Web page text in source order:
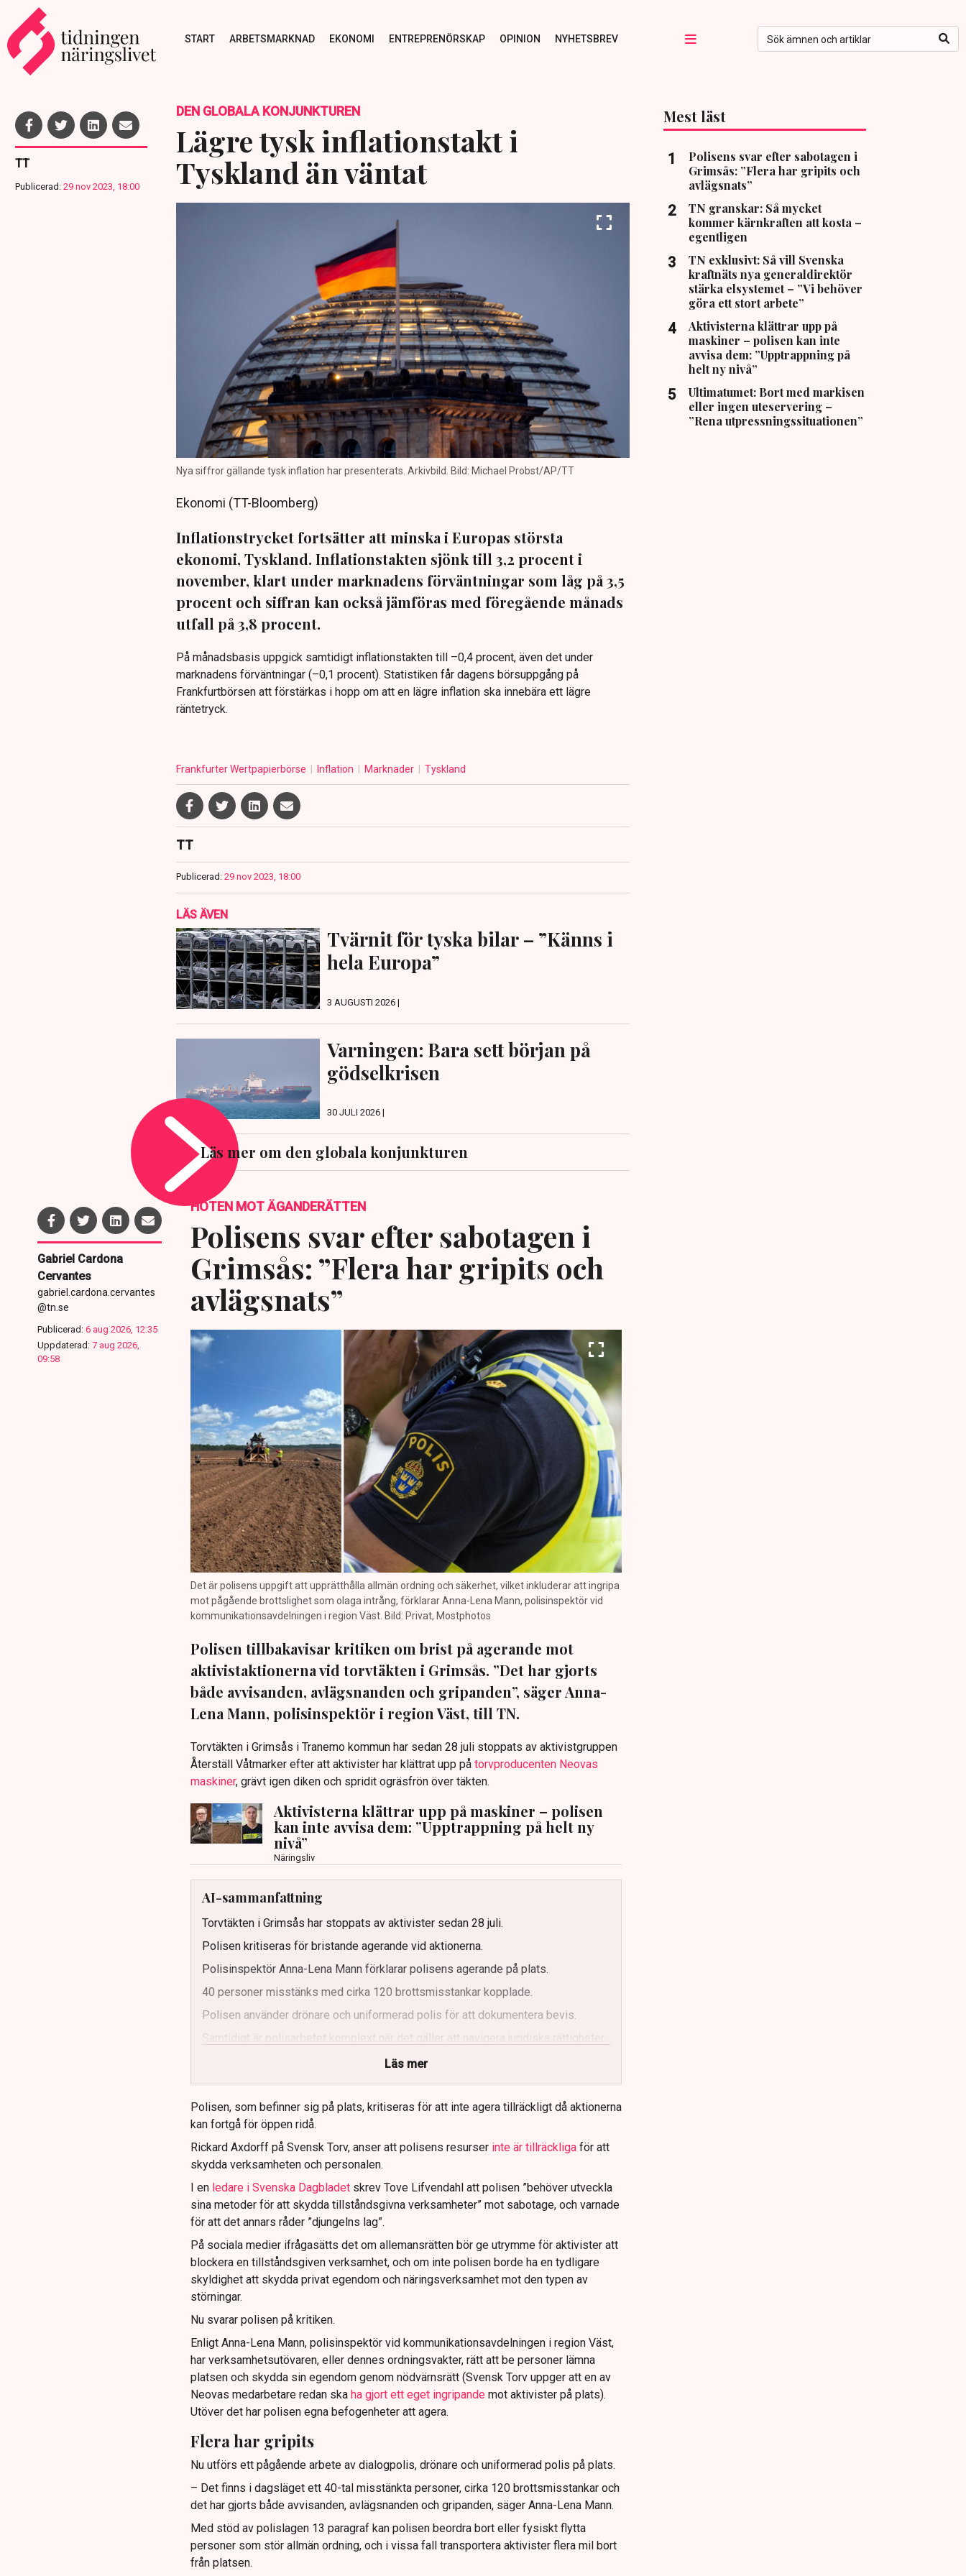
START ARBETSMARKNAD EKONOMI ENTREPRENÖRSKAP OPINION NYHETSBREV
TT
Publicerad: 29 nov 2023, 18:00
DEN GLOBALA KONJUNKTUREN
Lägre tysk inflationstakt i
Tyskland än väntat
Nya siffror gällande tysk inflation har presenterats. Arkivbild. Bild: Michael Probst/AP/TT
Ekonomi (TT-Bloomberg)
Inflationstrycket fortsätter att minska i Europas största
ekonomi, Tyskland. Inflationstakten sjönk till 3,2 procent i
november, klart under marknadens förväntningar som låg på 3,5
procent och siffran kan också jämföras med föregående månads
utfall på 3,8 procent.
På månadsbasis uppgick samtidigt inflationstakten till –0,4 procent, även det under
marknadens förväntningar (–0,1 procent). Statistiken får dagens börsuppgång på
Frankfurtbörsen att förstärkas i hopp om att en lägre inflation ska innebära ett lägre
räntetryck.
Frankfurter Wertpapierbörse Inflation Marknader Tyskland
TT
Publicerad: 29 nov 2023, 18:00
LÄS ÄVEN
Tvärnit för tyska bilar – ”Känns i
hela Europa”
3 AUGUSTI 2026 |
Varningen: Bara sett början på
gödselkrisen
30 JULI 2026 |
Läs mer om den globala konjunkturen
Mest läst
Polisens svar efter sabotagen i
Grimsås: ”Flera har gripits och
avlägsnats”
TN granskar: Så mycket
kommer kärnkraften att kosta –
egentligen
TN exklusivt: Så vill Svenska
kraftnäts nya generaldirektör
stärka elsystemet – ”Vi behöver
göra ett stort arbete”
Aktivisterna klättrar upp på
maskiner – polisen kan inte
avvisa dem: ”Upptrappning på
helt ny nivå”
Ultimatumet: Bort med markisen
eller ingen uteservering –
”Rena utpressningssituationen”
Gabriel Cardona
Cervantes
gabriel.cardona.cervantes
@tn.se
Publicerad: 6 aug 2026, 12:35
Uppdaterad: 7 aug 2026,
09:58
HOTEN MOT ÄGANDERÄTTEN
Polisens svar efter sabotagen i
Grimsås: ”Flera har gripits och
avlägsnats”
Det är polisens uppgift att upprätthålla allmän ordning och säkerhet, vilket inkluderar att ingripa
mot pågående brottslighet som olaga intrång, förklarar Anna-Lena Mann, polisinspektör vid
kommunikationsavdelningen i region Väst. Bild: Privat, Mostphotos
Polisen tillbakavisar kritiken om brist på agerande mot
aktivistaktionerna vid torvtäkten i Grimsås. ”Det har gjorts
både avvisanden, avlägsnanden och gripanden”, säger Anna-
Lena Mann, polisinspektör i region Väst, till TN.
Torvtäkten i Grimsås i Tranemo kommun har sedan 28 juli stoppats av aktivistgruppen
Återställ Våtmarker efter att aktivister har klättrat upp påtorvproducenten Neovas
maskiner, grävt igen diken och spridit ogräsfrön över täkten.
Aktivisterna klättrar upp på maskiner – polisen
kan inte avvisa dem: ”Upptrappning på helt ny
nivå”
Näringsliv
AI-sammanfattning
Torvtäkten i Grimsås har stoppats av aktivister sedan 28 juli.
Polisen kritiseras för bristande agerande vid aktionerna.
Polisinspektör Anna-Lena Mann förklarar polisens agerande på plats.
40 personer misstänks med cirka 120 brottsmisstankar kopplade.
Polisen använder drönare och uniformerad polis för att dokumentera bevis.
Samtidigt är polisarbetet komplext när det gäller att navigera juridiska rättigheter
Läs mer
Polisen, som befinner sig på plats, kritiseras för att inte agera tillräckligt då aktionerna
kan fortgå för öppen ridå.
Rickard Axdorff på Svensk Torv, anser att polisens resurser inte är tillräckliga för att
skydda verksamheten och personalen.
I en ledare i Svenska Dagbladet skrev Tove Lifvendahl att polisen ”behöver utveckla
sina metoder för att skydda tillståndsgivna verksamheter” mot sabotage, och varnade
för att det annars råder ”djungelns lag”.
På sociala medier ifrågasätts det om allemansrätten bör ge utrymme för aktivister att
blockera en tillståndsgiven verksamhet, och om inte polisen borde ha en tydligare
skyldighet att skydda privat egendom och näringsverksamhet mot den typen av
störningar.
Nu svarar polisen på kritiken.
Enligt Anna-Lena Mann, polisinspektör vid kommunikationsavdelningen i region Väst,
har verksamhetsutövaren, eller dennes ordningsvakter, rätt att be personer lämna
platsen och skydda sin egendom genom nödvärnsrätt (Svensk Torv uppger att en av
Neovas medarbetare redan ska ha gjort ett eget ingripande mot aktivister på plats).
Utöver det har polisen egna befogenheter att agera.
Flera har gripits
Nu utförs ett pågående arbete av dialogpolis, drönare och uniformerad polis på plats.
– Det finns i dagsläget ett 40-tal misstänkta personer, cirka 120 brottsmisstankar och
det har gjorts både avvisanden, avlägsnanden och gripanden, säger Anna-Lena Mann.
Med stöd av polislagen 13 paragraf kan polisen beordra bort eller fysiskt flytta
personer som stör allmän ordning, och i vissa fall transportera aktivister flera mil bort
från platsen.